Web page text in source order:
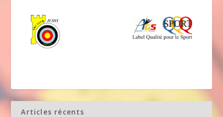
Articles récents